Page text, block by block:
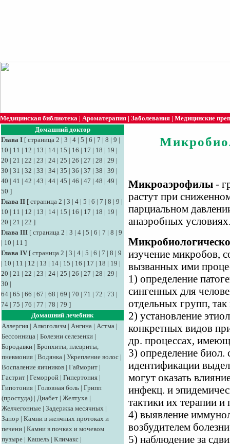
Медицинская библиотека | Ароматерапия | Заболевания | Медицинские
Домашний доктор
Глава I [ страница 2 | 3 | 4 | 5 | 6 | 7 | 8 | 9 |
10 | 11 | 12 | 13 | 14 | 15 | 16 | 17 | 18 | 19 |
20 | 21 | 22 | 23 | 24 | 25 | 26 | 27 | 28 | 29 |
30 | 31 | 32 | 33 | 34 | 35 | 36 | 37 | 38 | 39 |
40 | 41 | 42 | 43 | 44 | 45 | 46 | 47 | 48 | 49 |
50 ]
Глава II [ страница 2 | 3 | 4 | 5 | 6 | 7 | 8 | 9 |
10 | 11 | 12 | 13 | 14 | 15 | 16 | 17 | 18 | 19 |
20 | 21 | 22 ]
Глава III [ страница 2 | 3 | 4 | 5 | 6 | 7 | 8 | 9
| 10 | 11 ]
Глава IV [ страница 2 | 3 | 4 | 5 | 6 | 7 | 8 | 9
| 10 | 11 | 12 | 13 | 14 | 15 | 16 | 17 | 18 | 19 |
20 | 21 | 22 | 23 | 24 | 25 | 26 | 27 | 28 | 29 |
30 |
64 | 65 | 66 | 67 | 68 | 69 | 70 | 71 | 72 | 73 |
74 | 75 | 76 | 77 | 78 | 79 ]
Домашний лечебник
Аллергия | Алкоголизм | Ангина | Астма |
Бессонница | Болезни селезенки |
Бородавки | Бронхиты, плевриты,
пневмония | Водянка | Укрепление волос |
Воспаление яичников | Гайморит |
Гастрит | Геморрой | Гипертония |
Гипотония | Головная боль | Грипп
(простуда) | Диабет | Желтуха |
Желчегонные | Задержка месячных |
Запор | Камни в желчных протоках и
печени | Камни в почках и мочевом
пузыре | Кашель | Климакс |
Микроаэрофилы -
растут при
парциальном
анаэробных
изучение микробов,
вызванных ими
1) определение
сингенных для
отдельных групп,
2) установление
конкретных видов
др. процессах,
3) определение биол.
идентификации
могут оказать
инфекц. и
тактики их терапии
4) выявление
возбудителем
5) наблюдение за